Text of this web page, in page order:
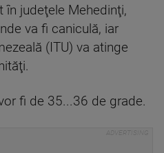
judeţele Mehedinţi,
va fi caniculă, iar
(ITU) va atinge
fi de 35...36 de grade.